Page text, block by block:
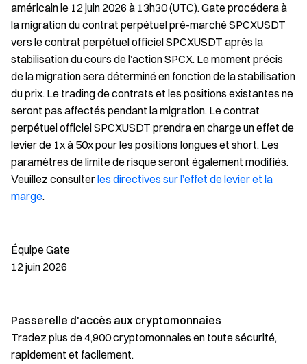
américain le 12 juin 2026 à 13h30 (UTC). Gate procédera à
la migration du contrat perpétuel pré-marché SPCXUSDT
vers le contrat perpétuel officiel SPCXUSDT après la
stabilisation du cours de l’action SPCX. Le moment précis
de la migration sera déterminé en fonction de la stabilisation
du prix. Le trading de contrats et les positions existantes ne
seront pas affectés pendant la migration. Le contrat
perpétuel officiel SPCXUSDT prendra en charge un effet de
levier de 1x à 50x pour les positions longues et short. Les
paramètres de limite de risque seront également modifiés.
Veuillez consulterles directives sur l’effet de levier et la
marge.
Équipe Gate
12 juin 2026
Passerelle d'accès aux cryptomonnaies
Tradez plus de 4,900 cryptomonnaies en toute sécurité,
rapidement et facilement.